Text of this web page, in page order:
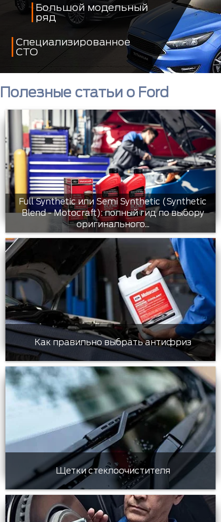
Большой модельный
ряд
Специализированное
СТО
Полезные статьи о Ford
Full Synthetic или Semi Synthetic (Synthetic
Blend - Motocraft): полный гид по выбору
оригинального...
Как правильно выбрать антифриз
Щетки стеклоочистителя